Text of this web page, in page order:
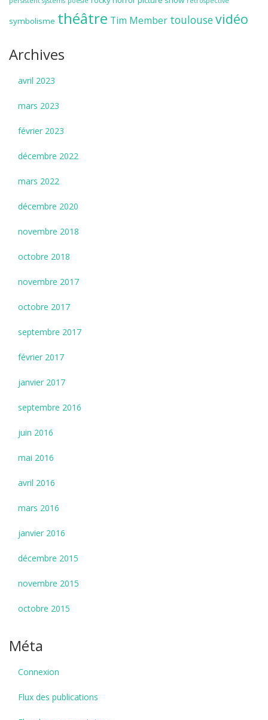
symbolisme théâtre Tim Member toulousevidéo
Archives
avril 2023
mars 2023
février 2023
décembre 2022
mars 2022
décembre 2020
novembre 2018
octobre 2018
novembre 2017
octobre 2017
septembre 2017
février 2017
janvier 2017
septembre 2016
juin 2016
mai 2016
avril 2016
mars 2016
janvier 2016
décembre 2015
novembre 2015
octobre 2015
Méta
Connexion
Flux des publications